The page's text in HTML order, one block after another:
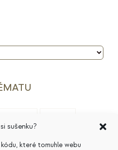
sušenku?
které tomuhle webu